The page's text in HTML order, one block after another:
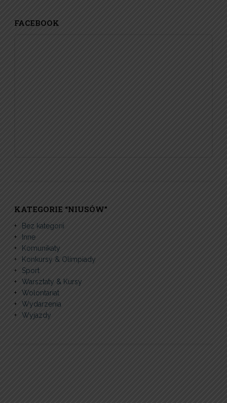
FACEBOOK
KATEGORIE “NIUSÓW”
Bez kategorii
Inne
Komunikaty
Konkursy & Olimpiady
Sport
Warsztaty & Kursy
Wolontariat
Wydarzenia
Wyjazdy